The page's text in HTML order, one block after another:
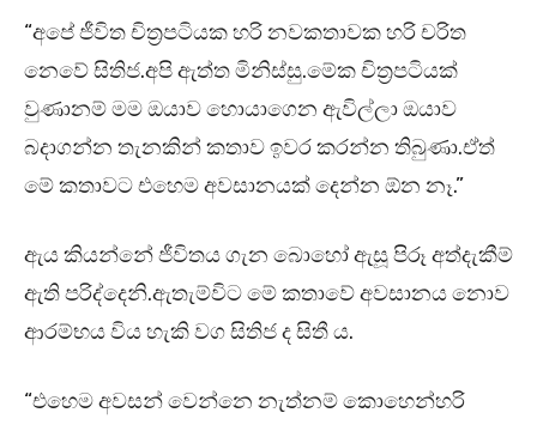
“අපේ ජීවිත චිත්‍රපටියක හරි නවකතාවක හරි චරිත
නෙවේ සිතිජ.අපි ඇත්ත මිනිස්සු.මේක චිත්‍රපටියක්
වුණානම් මම ඔයාව හොයාගෙන ඇවිල්ලා ඔයාව
බදාගන්න තැනකින් කතාව ඉවර කරන්න තිබුණා.ඒත්
මේ කතාවට එහෙම අවසානයක් දෙන්න ඕන නෑ.”
ඇය කියන්නේ ජීවිතය ගැන බොහෝ ඇසූ පිරූ අත්දැකීම්
ඇති පරිද්දෙනි.ඇතැම්විට මේ කතාවේ අවසානය නොව
ආරම්භය විය හැකි වග සිතිජ ද සිතී ය.
“එහෙම අවසන් වෙන්නෙ නැත්නම් කොහෙන්හරි